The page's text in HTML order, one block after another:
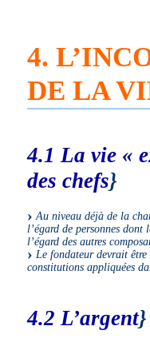
4.
DE LA
4.1 La vie «
des chefs}
Au niveau déjà de la
l’égard de personnes
l’égard des autres
Le fondateur devrait être
constitutions appliquées
4.2 L’argent}